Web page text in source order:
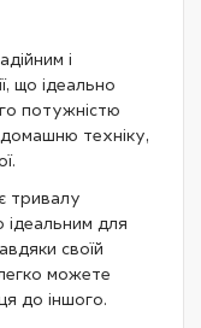
і
що ідеально
потужністю
техніку,
тривалу
для
своїй
можете
до іншого.